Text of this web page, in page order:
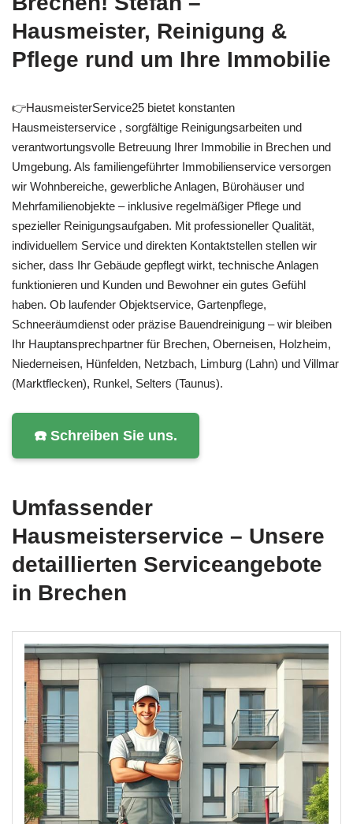
Hausmeister, Reinigung &
Pflege rund um Ihre Immobilie
👉HausmeisterService25 bietet konstanten
Hausmeisterservice , sorgfältige Reinigungsarbeiten und
verantwortungsvolle Betreuung Ihrer Immobilie in Brechen und
Umgebung. Als familiengeführter Immobilienservice versorgen
wir Wohnbereiche, gewerbliche Anlagen, Bürohäuser und
Mehrfamilienobjekte – inklusive regelmäßiger Pflege und
spezieller Reinigungsaufgaben. Mit professioneller Qualität,
individuellem Service und direkten Kontaktstellen stellen wir
sicher, dass Ihr Gebäude gepflegt wirkt, technische Anlagen
funktionieren und Kunden und Bewohner ein gutes Gefühl
haben. Ob laufender Objektservice, Gartenpflege,
Schneeräumdienst oder präzise Bauendreinigung – wir bleiben
Ihr Hauptansprechpartner für Brechen, Oberneisen, Holzheim,
Niederneisen, Hünfelden, Netzbach, Limburg (Lahn) und Villmar
(Marktflecken), Runkel, Selters (Taunus).
☎️ Schreiben Sie uns.
Umfassender
Hausmeisterservice – Unsere
detaillierten Serviceangebote
in Brechen